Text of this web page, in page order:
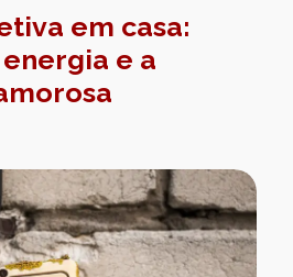
em casa:
e a